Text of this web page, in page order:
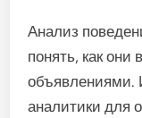
Анализ
понять, как
объявлениями.
аналитики для